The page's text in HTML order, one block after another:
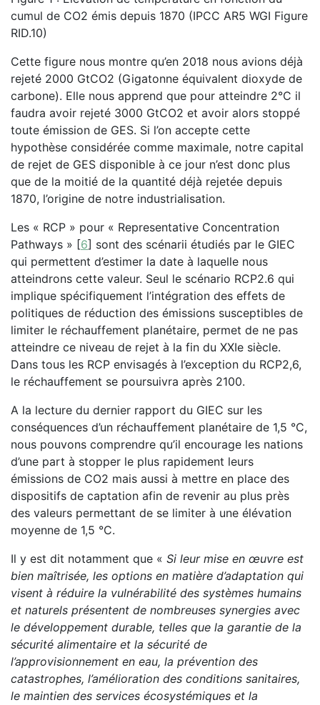
cumul de CO2 émis depuis 1870 (IPCC AR5 WGI Figure
RID.10)
Cette figure nous montre qu’en 2018 nous avions déjà
rejeté 2000 GtCO2 (Gigatonne équivalent dioxyde de
carbone). Elle nous apprend que pour atteindre 2°C il
faudra avoir rejeté 3000 GtCO2 et avoir alors stoppé
toute émission de GES. Si l’on accepte cette
hypothèse considérée comme maximale, notre capital
de rejet de GES disponible à ce jour n’est donc plus
que de la moitié de la quantité déjà rejetée depuis
1870, l’origine de notre industrialisation.
Les « RCP » pour « Representative Concentration
Pathways » [6] sont des scénarii étudiés par le GIEC
qui permettent d’estimer la date à laquelle nous
atteindrons cette valeur. Seul le scénario RCP2.6 qui
implique spécifiquement l’intégration des effets de
politiques de réduction des émissions susceptibles de
limiter le réchauffement planétaire, permet de ne pas
atteindre ce niveau de rejet à la fin du XXIe siècle.
Dans tous les RCP envisagés à l’exception du RCP2,6,
le réchauffement se poursuivra après 2100.
A la lecture du dernier rapport du GIEC sur les
conséquences d’un réchauffement planétaire de 1,5 °C,
nous pouvons comprendre qu’il encourage les nations
d’une part à stopper le plus rapidement leurs
émissions de CO2 mais aussi à mettre en place des
dispositifs de captation afin de revenir au plus près
des valeurs permettant de se limiter à une élévation
moyenne de 1,5 °C.
Il y est dit notamment que « Si leur mise en œuvre est
bien maîtrisée, les options en matière d’adaptation qui
visent à réduire la vulnérabilité des systèmes humains
et naturels présentent de nombreuses synergies avec
le développement durable, telles que la garantie de la
sécurité alimentaire et la sécurité de
l’approvisionnement en eau, la prévention des
catastrophes, l’amélioration des conditions sanitaires,
le maintien des services écosystémiques et la